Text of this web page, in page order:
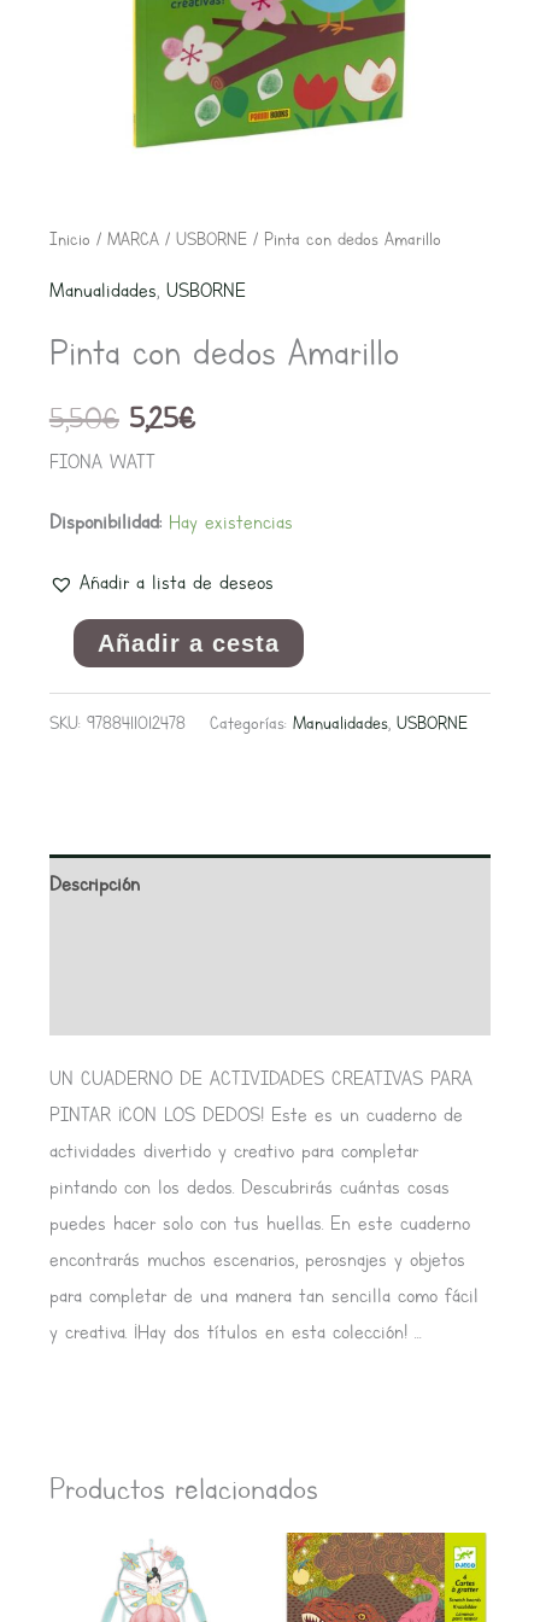
Inicio / MARCA/ USBORNE/ Pinta con dedos Amarillo
Manualidades, USBORNE
Pinta con dedos Amarillo
5,50€
El
precio
original
era:
5,25€
El
precio
actual
es:
FIONA WATT
Disponibilidad: Hay existencias
Añadir a lista de deseos
Pinta
Amarillo
Añadir a cesta
SKU: 9788411012478 Categorías: Manualidades, USBORNE
Descripción
UN CUADERNO DE ACTIVIDADES CREATIVAS PARA
PINTAR ¡CON LOS DEDOS! Este es un cuaderno de
actividades divertido y creativo para completar
pintando con los dedos. Descubrirás cuántas cosas
puedes hacer solo con tus huellas. En este cuaderno
encontrarás muchos escenarios, perosnajes y objetos
para completar de una manera tan sencilla como fácil
y creativa. ¡Hay dos títulos en esta colección! …
Productos relacionados